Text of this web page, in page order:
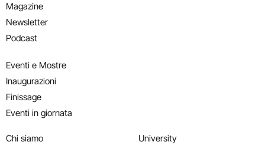
Magazine
Newsletter
Podcast
Eventi e Mostre
Inaugurazioni
Finissage
Eventi in giornata
Chi siamo
University